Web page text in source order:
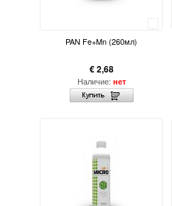
PAN Fe+Mn (260мл)
€ 2,68
Наличие: нет